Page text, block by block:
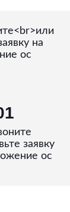
заявку
ос